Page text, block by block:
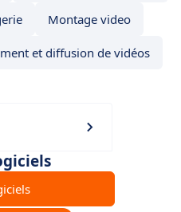
Montage video
et diffusion de vidéos